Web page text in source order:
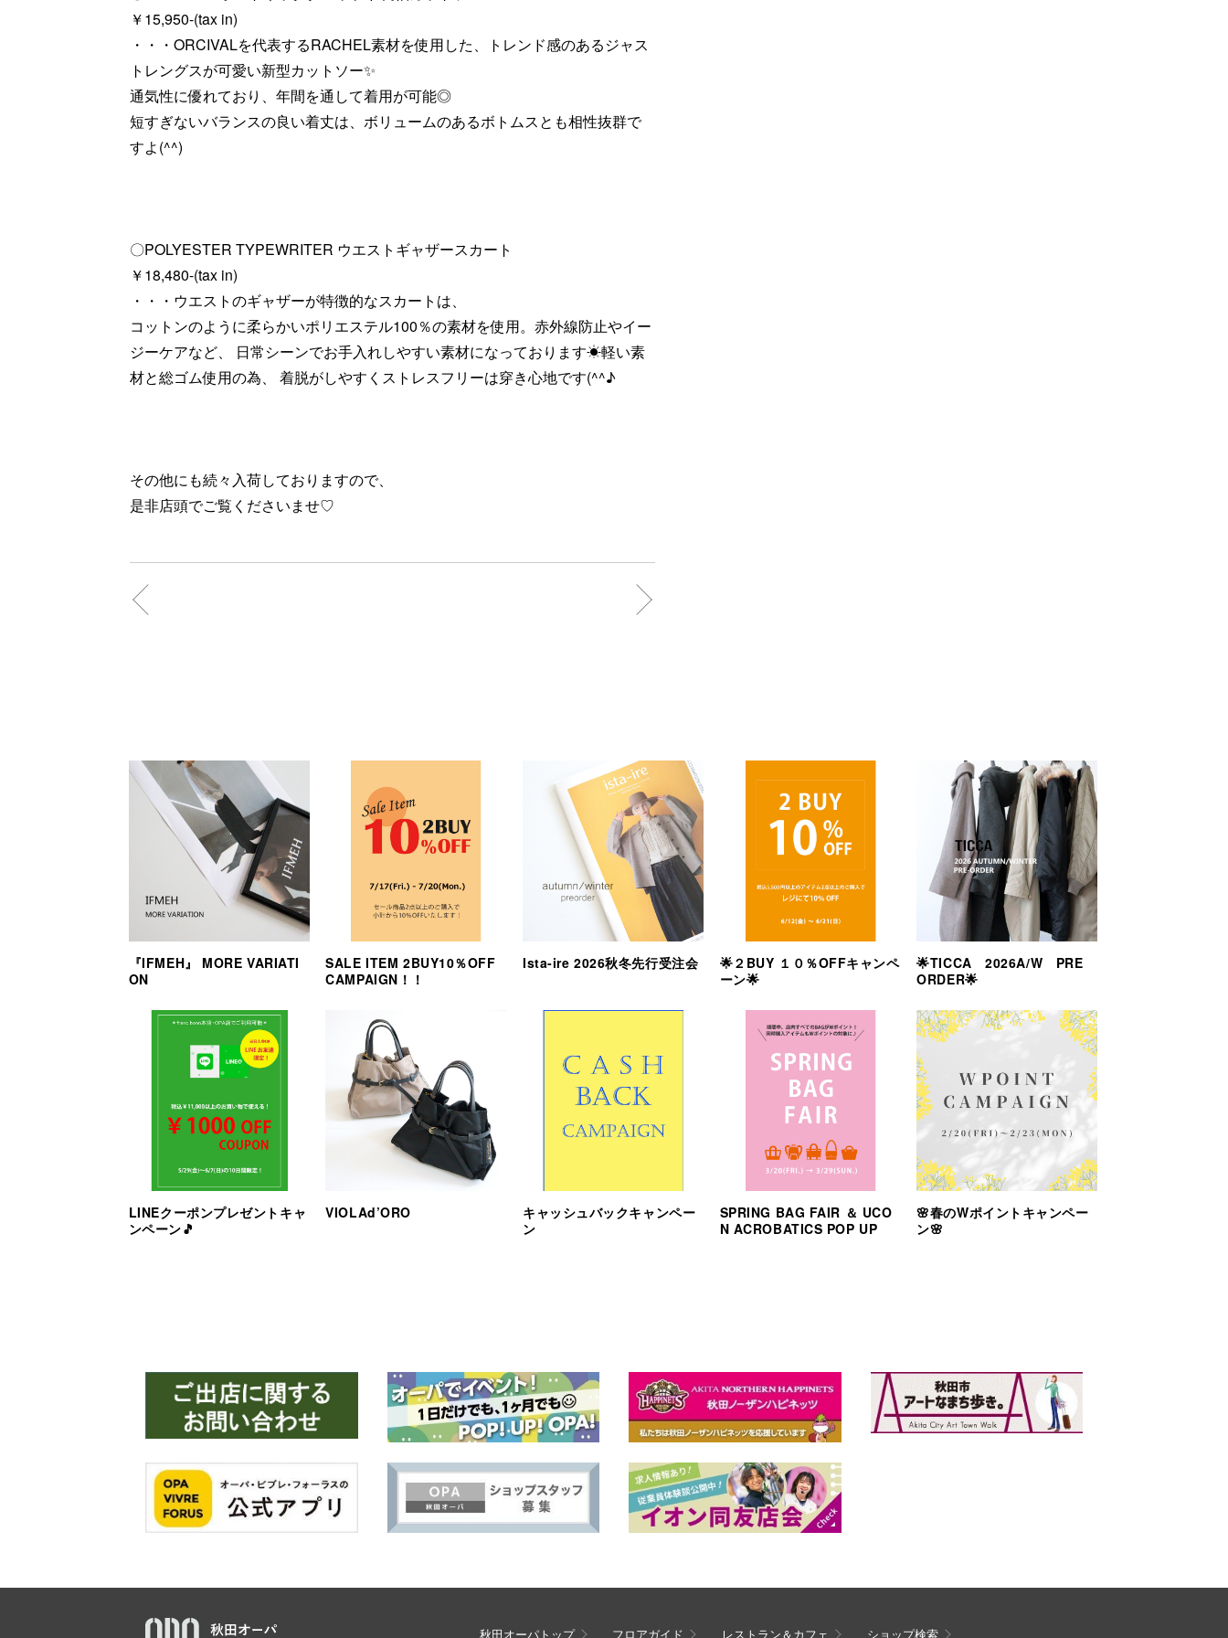
￥15,950-(tax in)
・・・ORCIVALを代表するRACHEL素材を使用した、トレンド感のあるジャス
トレングスが可愛い新型カットソー✨
通気性に優れており、年間を通して着用が可能◎
短すぎないバランスの良い着丈は、ボリュームのあるボトムスとも相性抜群で
すよ(^^)
〇POLYESTER TYPEWRITER ウエストギャザースカート
￥18,480-(tax in)
・・・ウエストのギャザーが特徴的なスカートは、
コットンのように柔らかいポリエステル100％の素材を使用。赤外線防止やイー
ジーケアなど、 日常シーンでお手入れしやすい素材になっております☀軽い素
材と総ゴム使用の為、 着脱がしやすくストレスフリーは穿き心地です(^^♪
その他にも続々入荷しておりますので、
是非店頭でご覧くださいませ♡
『IFMEH』 MORE VARIATI
ON
SALE ITEM 2BUY10％OFF
CAMPAIGN！！
Ista-ire 2026秋冬先行受注会
🌟２BUY １０％OFFキャンペ
ーン🌟
🌟TICCA 2026A/W PRE
ORDER🌟
LINEクーポンプレゼントキャ
ンペーン🎵
VIOLAd’ORO
キャッシュバックキャンペー
ン
SPRING BAG FAIR ＆ UCO
N ACROBATICS POP UP
🌸春のWポイントキャンペー
ン🌸
秋田オーパトップ フロアガイド レストラン＆カフェ ショップ検索